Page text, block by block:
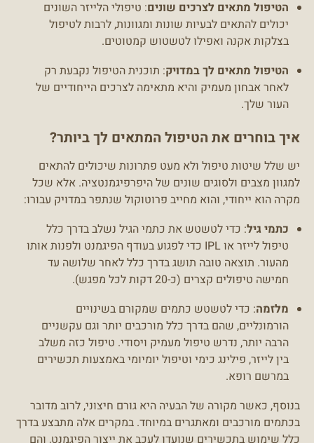
הטיפול מתאים לצרכים שונים: טיפולי הלייזר השונים
יכולים להתאים לבעיות שונות ומגוונות, לרבות לטיפול
בצלקות אקנה ואפילו לטשטוש קמטוטים.
הטיפול מתאים לך במדויק: תוכנית הטיפול נקבעת רק
לאחר אבחון מעמיק והיא מתאימה לצרכים הייחודיים של
העור שלך.
איך בוחרים את הטיפול המתאים לך ביותר?
יש שלל שיטות טיפול ולא מעט פתרונות שיכולים להתאים
למגוון מצבים ולסוגים שונים של היפרפיגמנטציה. אלא שכל
מקרה הוא ייחודי, והוא מחייב פרוטוקול שנתפר במדויק עבורו:
כתמי גיל: כדי לטשטש את כתמי הגיל נשלב בדרך כלל
טיפול לייזר או IPL כדי לפגוע בעודף הפיגמנט ולפנות אותו
מהעור. תוצאה טובה תושג בדרך כלל לאחר שלושה עד
חמישה טיפולים קצרים (כ-20 דקות לכל מפגש).
מלזמה: כדי לטשטש כתמים שמקורם בשינויים
הורמונליים, שהם בדרך כלל מורכבים יותר וגם עקשניים
הרבה יותר, נדרש טיפול מעמיק ויסודי. טיפול כזה משלב
בין לייזר, פילינג כימי וטיפול יומיומי באמצעות תכשירים
במרשם רופא.
בנוסף, כאשר מקורה של הבעיה היא גורם חיצוני, לרוב מדובר
בכתמים מורכבים ומאתגרים במיוחד. במקרים אלה מתבצע בדרך
כלל שימוש בתכשירים שנועדו לעכב את ייצור הפיגמנט, והם